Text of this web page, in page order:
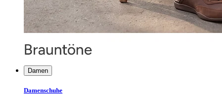
Damen
Damenschuhe